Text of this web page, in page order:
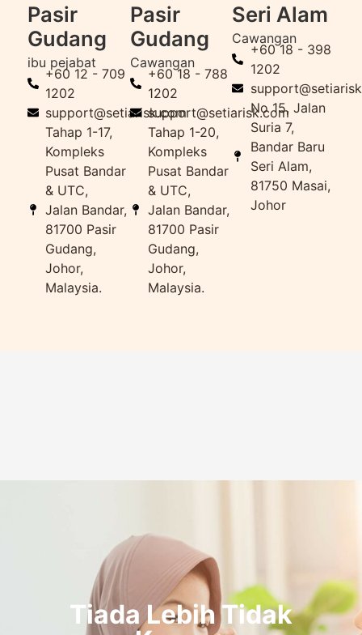
Pasir
Gudang
ibu pejabat
+60 12 - 709
1202
support@setiarisk.com
Tahap 1-17,
Kompleks
Pusat Bandar
& UTC,
Jalan Bandar,
81700 Pasir
Gudang,
Johor,
Malaysia.
Pasir
Gudang
Cawangan
+60 18 - 788
1202
support@setiarisk.com
Tahap 1-20,
Kompleks
Pusat Bandar
& UTC,
Jalan Bandar,
81700 Pasir
Gudang,
Johor,
Malaysia.
Seri Alam
Cawangan
+60 18 - 398
1202
No 15, Jalan
Suria 7,
Bandar Baru
Seri Alam,
81750 Masai,
Johor
Tiada Lebih Tidak